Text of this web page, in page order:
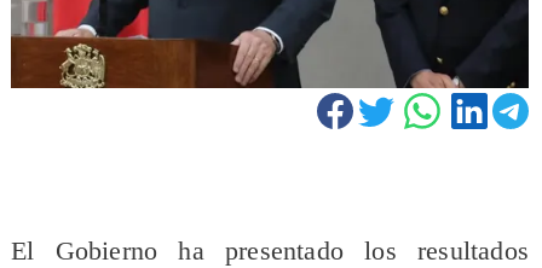
El Gobierno ha presentado los resultados